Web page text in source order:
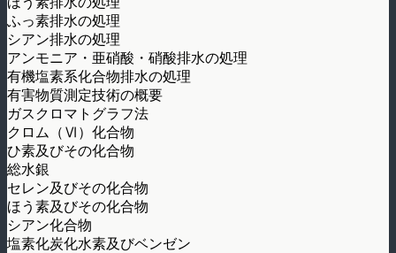
ふっ素排水の処理
シアン排水の処理
アンモニア・亜硝酸・硝酸排水の処理
有機塩素系化合物排水の処理
有害物質測定技術の概要
ガスクロマトグラフ法
クロム（Ⅵ）化合物
ひ素及びその化合物
総水銀
セレン及びその化合物
ほう素及びその化合物
シアン化合物
塩素化炭化水素及びベンゼン